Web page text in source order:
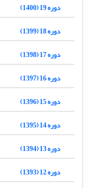
دوره 19 (1400)
دوره 18 (1399)
دوره 17 (1398)
دوره 16 (1397)
دوره 15 (1396)
دوره 14 (1395)
دوره 13 (1394)
دوره 12 (1393)